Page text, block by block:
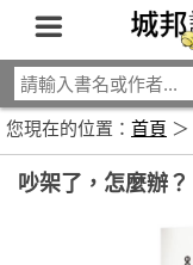
您現在的位置： 首頁 ＞
吵架了，怎麼辦？